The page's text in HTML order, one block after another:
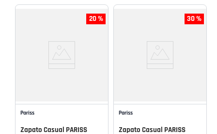
20 %
Pariss
Zapato Casual PARISS
30 %
Pariss
Zapato Casual PARISS